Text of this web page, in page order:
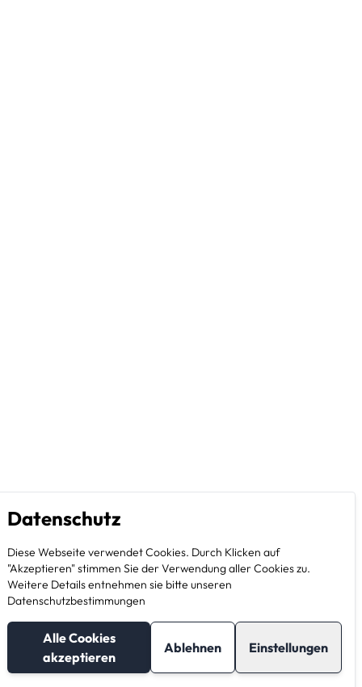
Datenschutz
Diese Webseite verwendet Cookies. Durch Klicken auf
"Akzeptieren" stimmen Sie der Verwendung aller Cookies zu.
Weitere Details entnehmen sie bitte unseren
Datenschutzbestimmungen
Alle Cookies
akzeptieren
Ablehnen Einstellungen